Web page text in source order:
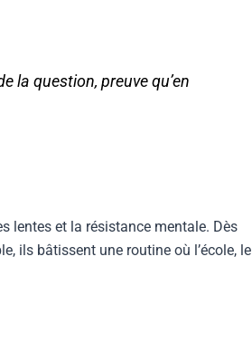
la question, preuve qu’en
lentes et la résistance mentale. Dès
ils bâtissent une routine où l’école, le